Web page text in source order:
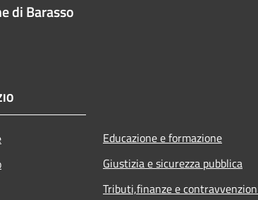
di Barasso
Educazione e formazione
Giustizia e sicurezza pubblica
Tributi,finanze e